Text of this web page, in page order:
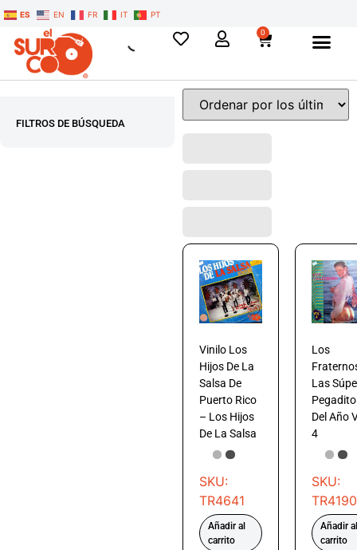
ES EN FR IT PT
0
FILTROS DE BÚSQUEDA
Vinilo Los
Hijos De La
Salsa De
Puerto Rico
– Los Hijos
De La Salsa
SKU:
TR4641
Añadir al
carrito
Los
Las
Del Año
4
SKU:
TR4190
Añadir al
carrito